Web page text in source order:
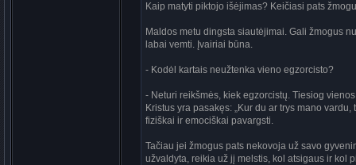
Kaip matyti piktojo išėjimas? Keičiasi pats
Maldos metu dingsta siautėjimai. Gali žmogus
labai vemti. Įvairiai būna.
- Kodėl kartais neužtenka vieno egzorcisto?
- Neturi reikšmės, kiek egzorcistų. Tiesiog
Kristus yra pasakęs: „Kur du ar trys mano
fiziškai ir emociškai pavargsti.
Tačiau jei žmogus pats nekovoja už savo
užvaldyta, reikia už jį melstis, kol atsigaus ir kol